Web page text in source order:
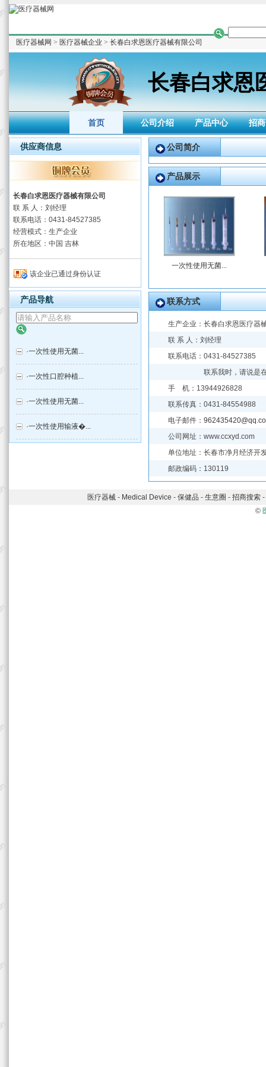
医疗器械网 > 医疗器械企业 > 长春白求恩医疗器械有限公司
长春白求恩
首页 公司介绍 产品中心 招
供应商信息
长春白求恩医疗器械有限公司
联 系 人：刘经理
联系电话：0431-84527385
经营模式：生产企业
所在地区：中国 吉林
该企业已通过身份认证
产品导航
·一次性使用无菌...
·一次性口腔种植...
·一次性使用无菌...
·一次性使用输液�...
公司简介
产品展示
一次性使用无菌...
联系方式
生产企业： 长春白求恩医疗器
联 系 人：刘经理
联系电话：0431-
联系我时，请说是
手 机：13944926828
联系传真：0431-84554988
电子邮件：
公司网址：www.ccxyd.com
单位地址：长春市净月经济开
邮政编码：130119
医疗器械 - Medical Device - 保健品 - 生意圈 - 招商搜索 -
©